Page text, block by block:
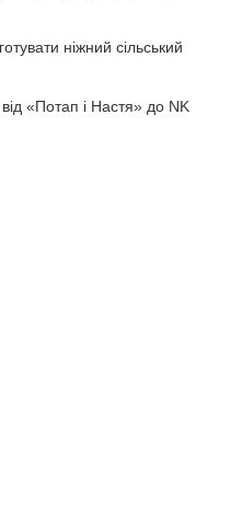
ніжний сільський
«Потап і Настя» до NK